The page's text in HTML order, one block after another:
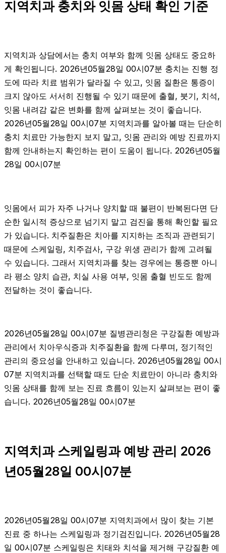
지역치과 충치와 잇몸 상태 확인 기준
지역치과 상담에서는 충치 여부와 함께 잇몸 상태도 중요하
게 확인됩니다. 2026년05월28일 00시07분 충치는 진행 정
도에 따라 치료 범위가 달라질 수 있고, 잇몸 질환은 통증이
크지 않아도 서서히 진행될 수 있기 때문에 출혈, 붓기, 치석,
잇몸 내려감 같은 변화를 함께 살펴보는 것이 좋습니다.
2026년05월28일 00시07분 지역치과를 알아볼 때는 단순히
충치 치료만 가능한지 보지 말고, 잇몸 관리와 예방 진료까지
함께 안내하는지 확인하는 편이 도움이 됩니다. 2026년05월
28일 00시07분
잇몸에서 피가 자주 나거나 양치할 때 불편이 반복된다면 단
순한 일시적 증상으로 넘기지 말고 검진을 통해 확인할 필요
가 있습니다. 치주질환은 치아를 지지하는 조직과 관련되기
때문에 스케일링, 치주검사, 구강 위생 관리가 함께 고려될
수 있습니다. 그래서 지역치과를 찾는 경우에는 통증뿐 아니
라 평소 양치 습관, 치실 사용 여부, 잇몸 출혈 빈도도 함께
전달하는 것이 좋습니다.
2026년05월28일 00시07분 질병관리청은 구강질환 예방과
관리에서 치아우식증과 치주질환을 함께 다루며, 정기적인
관리의 중요성을 안내하고 있습니다. 2026년05월28일 00시
07분 지역치과를 선택할 때도 단순 치료만이 아니라 충치와
잇몸 상태를 함께 보는 진료 흐름이 있는지 살펴보는 편이 좋
습니다. 2026년05월28일 00시07분
지역치과 스케일링과 예방 관리 2026
년05월28일 00시07분
2026년05월28일 00시07분 지역치과에서 많이 찾는 기본
진료 중 하나는 스케일링과 정기검진입니다. 2026년05월28
일 00시07분 스케일링은 치태와 치석을 제거해 구강질환 예